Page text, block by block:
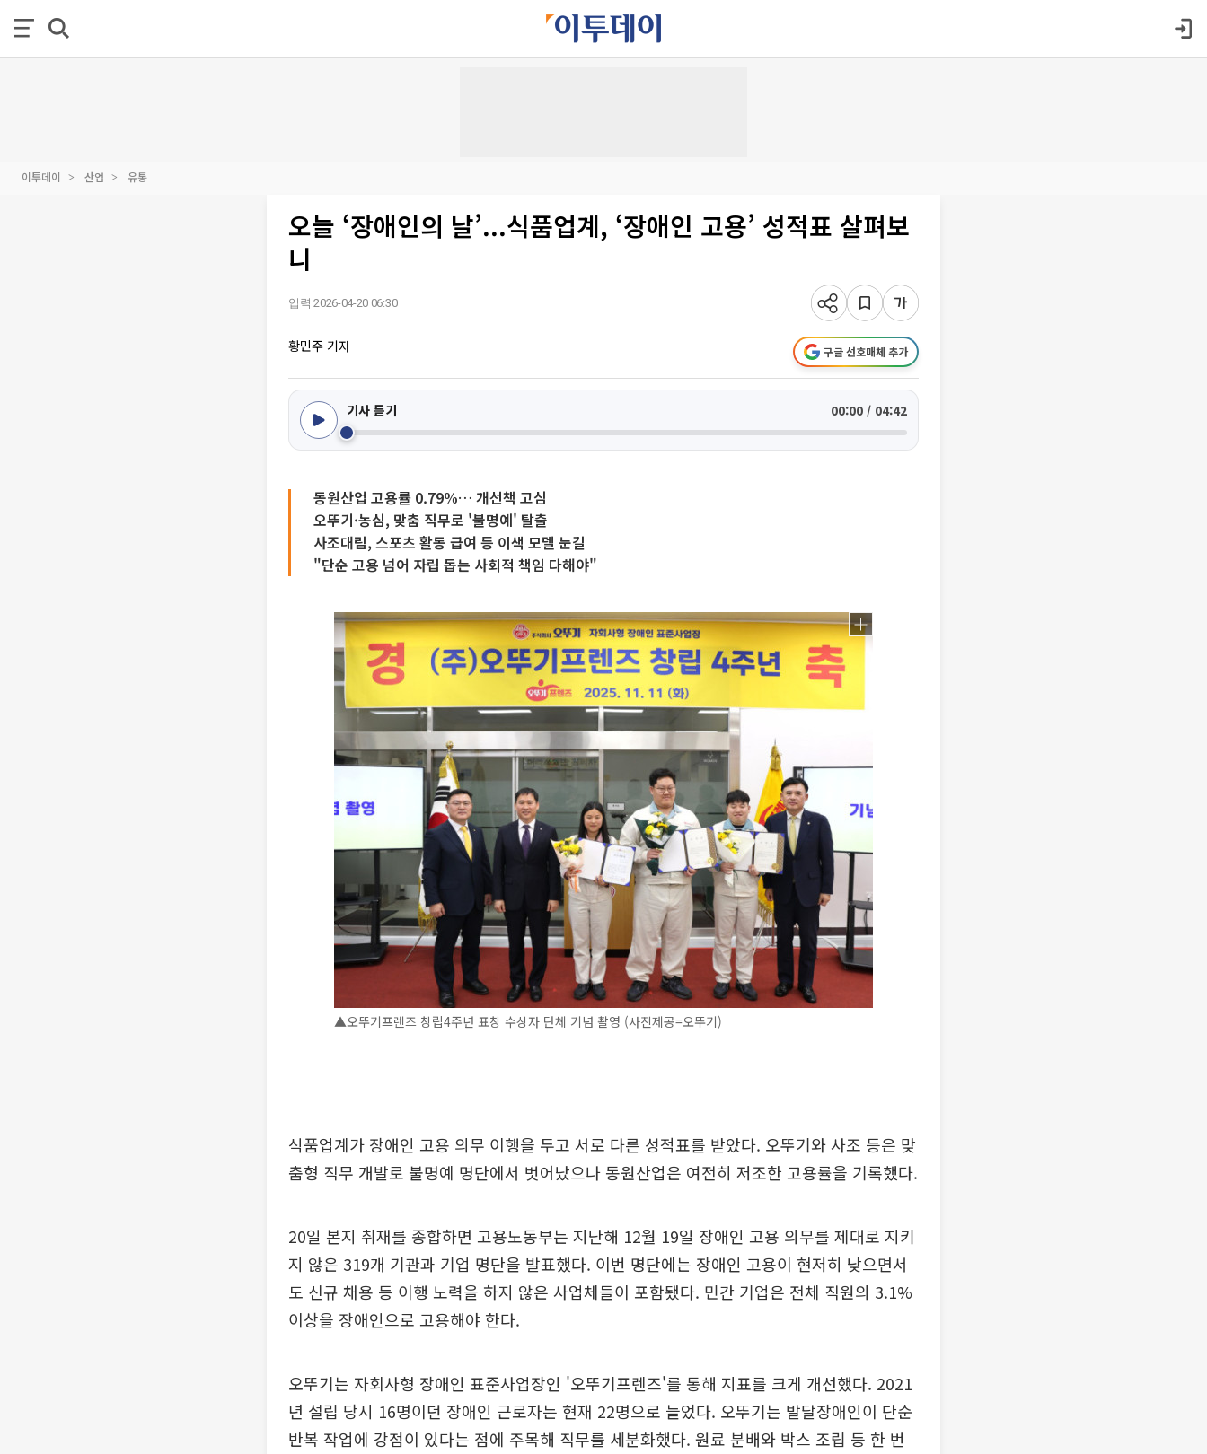
이투데이 산업 유통
오늘 ‘장애인의 날’...식품업계, ‘장애인 고용’ 성적표 살펴보
니
입력 2026-04-20 06:30
황민주 기자 구글 선호매체 추가
기사 듣기 00:00 / 04:42
동원산업 고용률 0.79%… 개선책 고심
오뚜기·농심, 맞춤 직무로 '불명예' 탈출
사조대림, 스포츠 활동 급여 등 이색 모델 눈길
"단순 고용 넘어 자립 돕는 사회적 책임 다해야"
▲오뚜기프렌즈 창립4주년 표창 수상자 단체 기념 촬영 (사진제공=오뚜기)
식품업계가 장애인 고용 의무 이행을 두고 서로 다른 성적표를 받았다. 오뚜기와 사조 등은 맞
춤형 직무 개발로 불명예 명단에서 벗어났으나 동원산업은 여전히 저조한 고용률을 기록했다.
20일 본지 취재를 종합하면 고용노동부는 지난해 12월 19일 장애인 고용 의무를 제대로 지키
지 않은 319개 기관과 기업 명단을 발표했다. 이번 명단에는 장애인 고용이 현저히 낮으면서
도 신규 채용 등 이행 노력을 하지 않은 사업체들이 포함됐다. 민간 기업은 전체 직원의 3.1%
이상을 장애인으로 고용해야 한다.
오뚜기는 자회사형 장애인 표준사업장인 '오뚜기프렌즈'를 통해 지표를 크게 개선했다. 2021
년 설립 당시 16명이던 장애인 근로자는 현재 22명으로 늘었다. 오뚜기는 발달장애인이 단순
반복 작업에 강점이 있다는 점에 주목해 직무를 세분화했다. 원료 분배와 박스 조립 등 한 번